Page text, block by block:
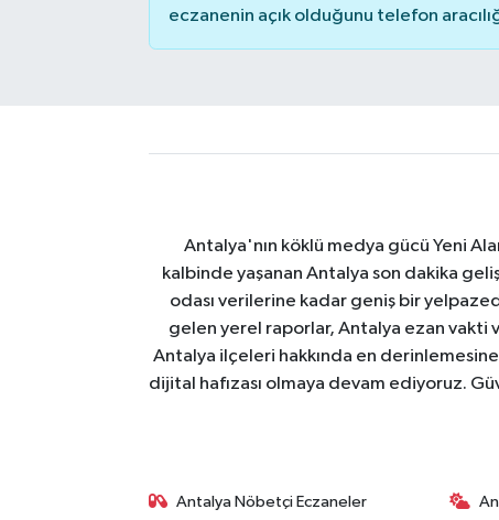
eczanenin açık olduğunu telefon
Antalya'nın köklü medya gücü Yeni
kalbinde yaşanan Antalya son dakika
odası verilerine kadar geniş bir
gelen yerel raporlar, Antalya ezan vakti
Antalya ilçeleri hakkında en
dijital hafızası olmaya devam ediyoruz.
Antalya Nöbetçi Eczaneler